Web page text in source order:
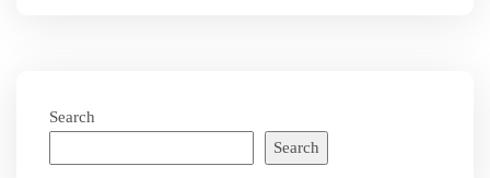
Search
Search